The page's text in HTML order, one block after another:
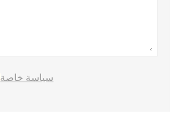
سياسة خاصة